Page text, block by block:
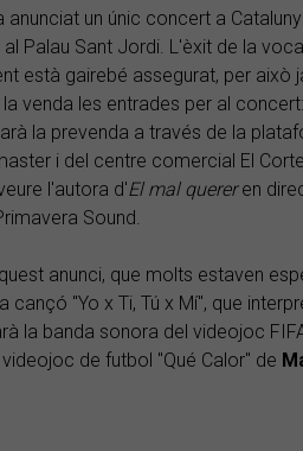
anunciat un únic concert a
Palau Sant Jordi. L'èxit de la
està gairebé assegurat, per això
venda les entrades per al
la prevenda a través de la
i del centre comercial El
l'autora d'El mal quereren
Sound.
anunci, que molts estaven
cançó "Yo x Ti, Tú x Mí", que
la banda sonora del videojoc
de futbol "Qué Calor" de